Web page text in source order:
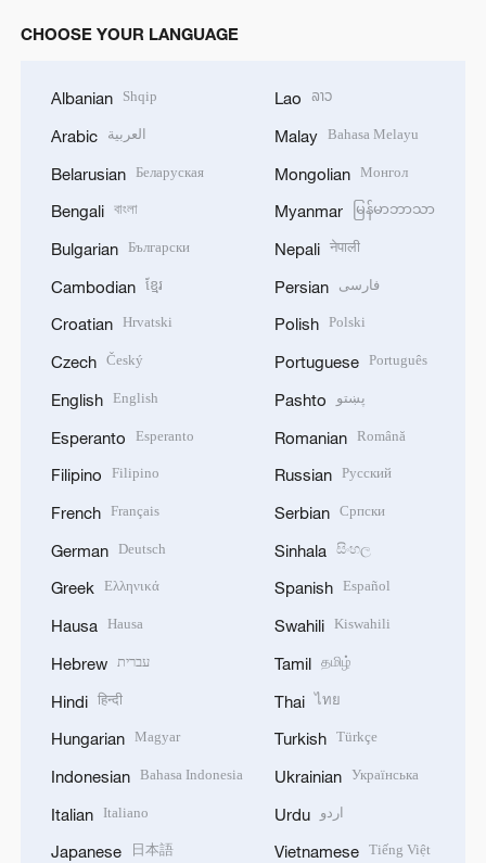
CHOOSE YOUR LANGUAGE
Albanian Shqip
Arabic العربية
Belarusian Беларуская
Bengali বাংলা
Bulgarian Български
Cambodian ខ្មែរ
Croatian Hrvatski
Czech Český
English English
Esperanto Esperanto
Filipino Filipino
French Français
German Deutsch
Greek Ελληνικά
Hausa Hausa
Hebrew עברית
Hindi हिन्दी
Hungarian Magyar
Indonesian Bahasa Indonesia
Italian Italiano
Japanese 日本語
Lao ລາວ
Malay Bahasa Melayu
Mongolian Монгол
Myanmar မြန်မာဘာသာ
Nepali नेपाली
Persian فارسی
Polish Polski
Portuguese Português
Pashto پښتو
Romanian Română
Russian Русский
Serbian Српски
Sinhala සිංහල
Spanish Español
Swahili Kiswahili
Tamil தமிழ்
Thai ไทย
Turkish Türkçe
Ukrainian Українська
Urdu اردو
Vietnamese Tiếng Việt